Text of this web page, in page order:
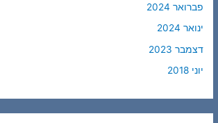
פברואר 2024
ינואר 2024
דצמבר 2023
יוני 2018